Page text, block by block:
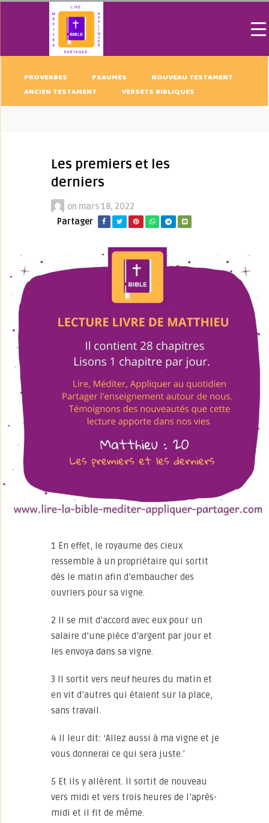
PROVERBES PSAUMES
NOUVEAU TESTAMENT
ANCIEN TESTAMENT
VERSETS BIBLIQUES
Les premiers et les
derniers
on mars 18, 2022
Partager
1 En effet, le royaume des cieux
ressemble à un propriétaire qui sortit
dès le matin afin d’embaucher des
ouvriers pour sa vigne.
2 Il se mit d’accord avec eux pour un
salaire d’une pièce d’argent par jour et
les envoya dans sa vigne.
3 Il sortit vers neuf heures du matin et
en vit d’autres qui étaient sur la place,
sans travail.
4 Il leur dit: ‘Allez aussi à ma vigne et je
vous donnerai ce qui sera juste.’
5 Et ils y allèrent. Il sortit de nouveau
vers midi et vers trois heures de l’après-
midi et il fit de même.